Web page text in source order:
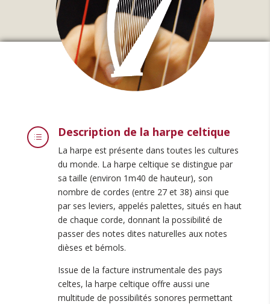
d Description de la harpe celtique
La harpe est présente dans toutes les cultures
du monde. La harpe celtique se distingue par
sa taille (environ 1m40 de hauteur), son
nombre de cordes (entre 27 et 38) ainsi que
par ses leviers, appelés palettes, situés en haut
de chaque corde, donnant la possibilité de
passer des notes dites naturelles aux notes
dièses et bémols.
Issue de la facture instrumentale des pays
celtes, la harpe celtique offre aussi une
multitude de possibilités sonores permettant